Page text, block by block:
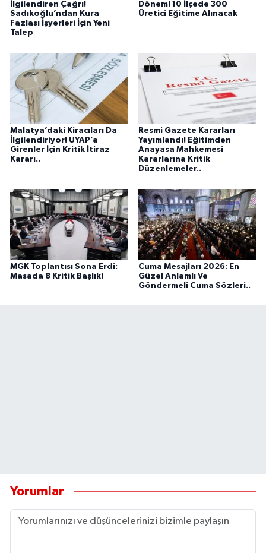
İlgilendiren Çağrı!
Sadıkoğlu’ndan Kura
Fazlası İşyerleri İçin Yeni
Talep
Dönem! 10 İlçede 300
Üretici Eğitime Alınacak
Malatya’daki Kiracıları Da
İlgilendiriyor! UYAP’a
Girenler İçin Kritik İtiraz
Kararı..
Resmi Gazete Kararları
Yayımlandı! Eğitimden
Anayasa Mahkemesi
Kararlarına Kritik
Düzenlemeler..
MGK Toplantısı Sona Erdi:
Masada 8 Kritik Başlık!
Cuma Mesajları 2026: En
Güzel Anlamlı Ve
Göndermeli Cuma Sözleri..
Yorumlar